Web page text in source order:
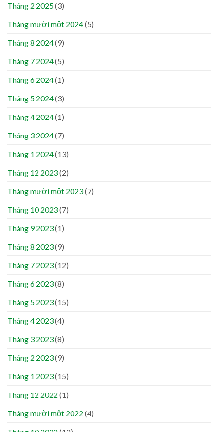
Tháng 2 2025(3)
Tháng mười một 2024(5)
Tháng 8 2024(9)
Tháng 7 2024(5)
Tháng 6 2024(1)
Tháng 5 2024(3)
Tháng 4 2024(1)
Tháng 3 2024(7)
Tháng 1 2024(13)
Tháng 12 2023(2)
Tháng mười một 2023(7)
Tháng 10 2023(7)
Tháng 9 2023(1)
Tháng 8 2023(9)
Tháng 7 2023(12)
Tháng 6 2023(8)
Tháng 5 2023(15)
Tháng 4 2023(4)
Tháng 3 2023(8)
Tháng 2 2023(9)
Tháng 1 2023(15)
Tháng 12 2022 (1)
Tháng mười một 2022 (4)